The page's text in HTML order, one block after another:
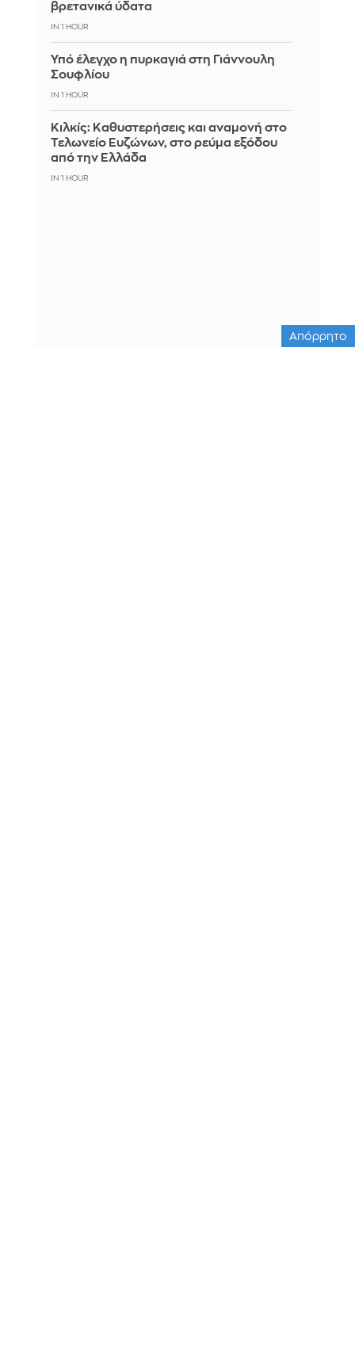
βρετανικά ύδατα
IN 1 HOUR
Υπό έλεγχο η πυρκαγιά στη Γιάννουλη
Σουφλίου
IN 1 HOUR
Κιλκίς: Καθυστερήσεις και αναμονή στο
Τελωνείο Ευζώνων, στο ρεύμα εξόδου
από την Ελλάδα
IN 1 HOUR
Απόρρητο